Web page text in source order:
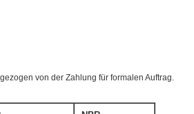
von der Zahlung für formalen Auftrag.